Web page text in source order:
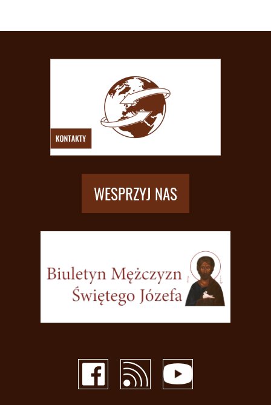
WESPRZYJ NAS